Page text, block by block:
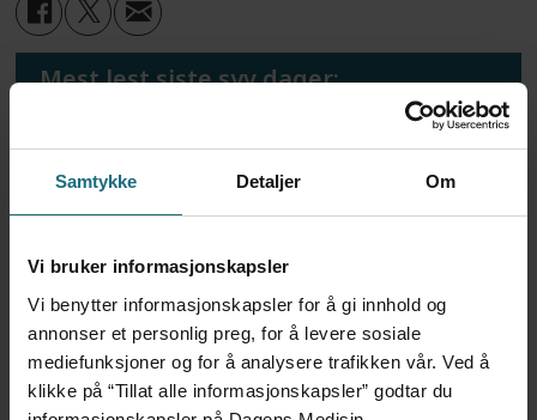
Samtykke Detaljer Om
Vi bruker informasjonskapsler
Vi benytter informasjonskapsler for å gi innhold og
annonser et personlig preg, for å levere sosiale
mediefunksjoner og for å analysere trafikken vår. Ved å
klikke på “Tillat alle informasjonskapsler” godtar du
Mest lest siste syv dager:
Vi trenger en grunnlov for
5 dager siden
Flytter oppgaver og
frigjør tid for
helsepersonell: – Det er
helt magisk å være
forvakt nå